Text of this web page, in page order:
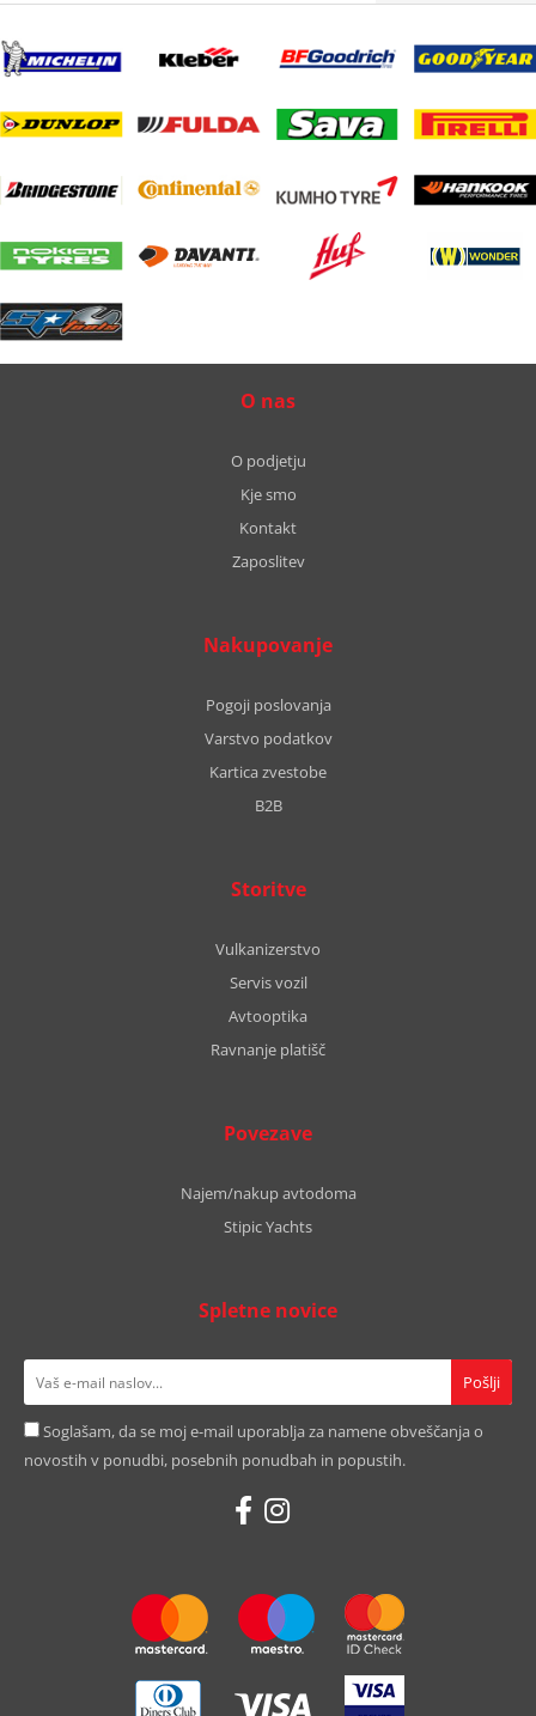
O nas
O podjetju
Kje smo
Kontakt
Zaposlitev
Nakupovanje
Pogoji poslovanja
Varstvo podatkov
Kartica zvestobe
B2B
Storitve
Vulkanizerstvo
Servis vozil
Avtooptika
Ravnanje platišč
Povezave
Najem/nakup avtodoma
Stipic Yachts
Spletne novice
Soglašam, da se moj e-mail uporablja za namene obveščanja o
novostih v ponudbi, posebnih ponudbah in popustih.